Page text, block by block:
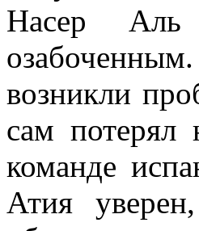
Насер Аль
возникли
сам
команде
Атия